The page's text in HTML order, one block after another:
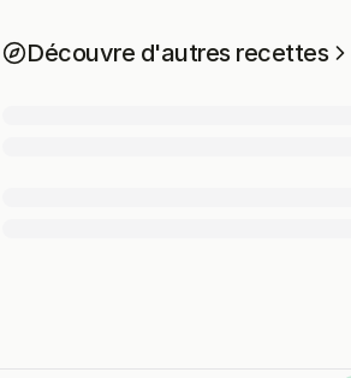
Découvre d'autres recettes